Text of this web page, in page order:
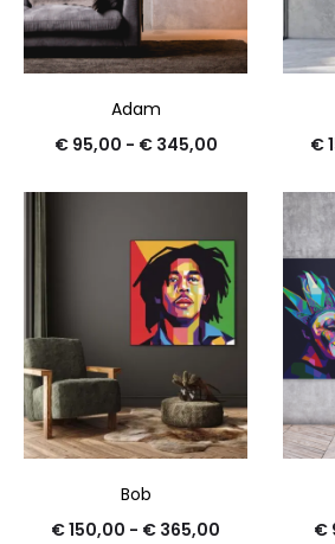
Adam
€95,00 - €345,00
€
Bob
€150,00 - € 365,00
€